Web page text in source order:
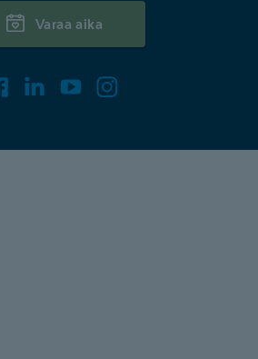
Varaa aika
FacebookLinkedInYoutube